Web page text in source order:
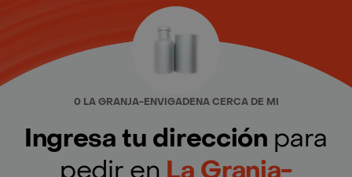
0 LA GRANJA-ENVIGADENA CERCA DE MI
Ingresa tu dirección para